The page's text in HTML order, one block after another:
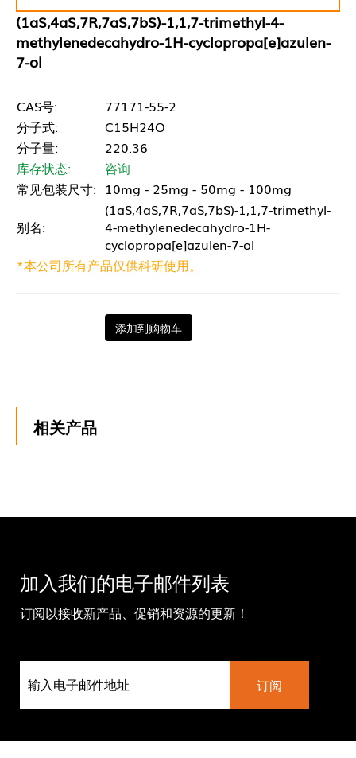
(1aS,4aS,7R,7aS,7bS)-1,1,7-trimethyl-4-
methylenedecahydro-1H-cyclopropa[e]azulen-
7-ol
CAS号:
77171-55-2
分子式:
C15H24O
分子量:
220.36
库存状态:
咨询
常见包装尺寸: 10mg - 25mg - 50mg - 100mg
别名:
(1aS,4aS,7R,7aS,7bS)-1,1,7-trimethyl-
4-methylenedecahydro-1H-
cyclopropa[e]azulen-7-ol
*本公司所有产品仅供科研使用。
添加到购物车
相关产品
加入我们的电子邮件列表
订阅以接收新产品、促销和资源的更新！